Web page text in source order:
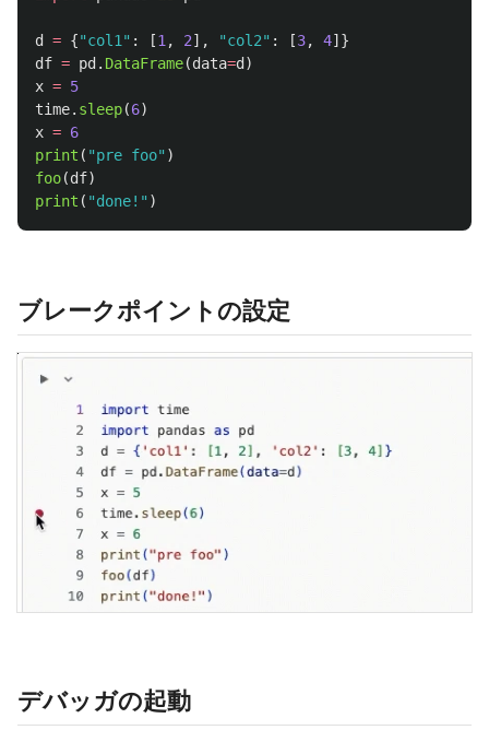
d = {"col1 " : [1 , 2], "col2" : [3, 4]}
df = pd. DataFrame(data=d)
x = 5
time. sleep(6)
x = 6
print ( "pre foo" )
foo(df)
print ( "done! " )
ブレークポイントの設定
デバッガの起動